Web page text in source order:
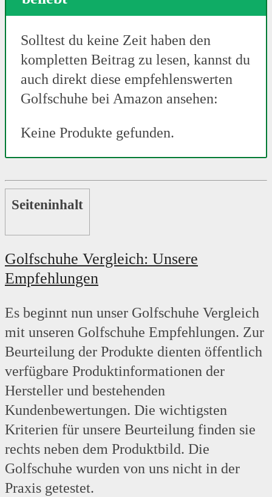
Solltest du keine Zeit haben den
kompletten Beitrag zu lesen, kannst du
auch direkt diese empfehlenswerten
Golfschuhe bei Amazon ansehen:
Keine Produkte gefunden.
Seiteninhalt
Golfschuhe Vergleich: Unsere
Empfehlungen
Es beginnt nun unser Golfschuhe Vergleich
mit unseren Golfschuhe Empfehlungen. Zur
Beurteilung der Produkte dienten öffentlich
verfügbare Produktinformationen der
Hersteller und bestehenden
Kundenbewertungen. Die wichtigsten
Kriterien für unsere Beurteilung finden sie
rechts neben dem Produktbild. Die
Golfschuhe wurden von uns nicht in der
Praxis getestet.